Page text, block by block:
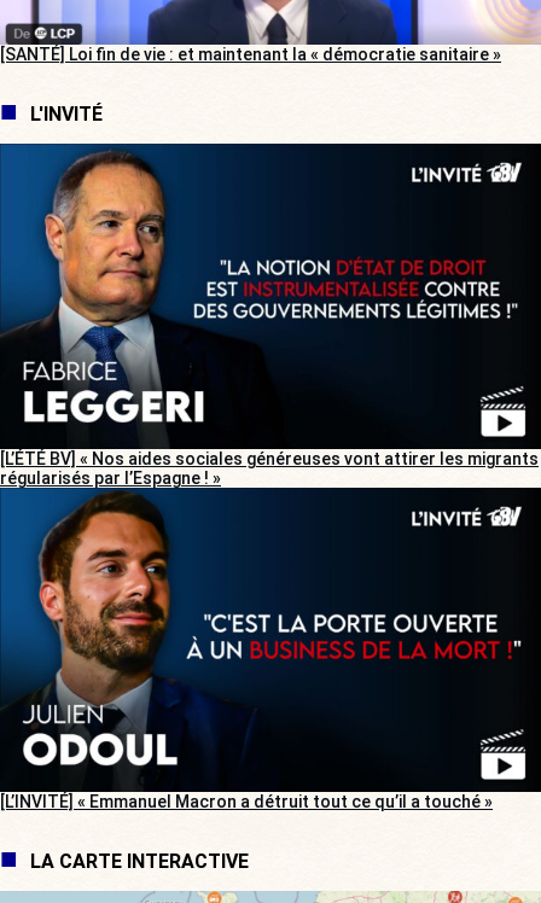
[SANTÉ] Loi fin de vie : et maintenant la « démocratie sanitaire »
L'INVITÉ
[L’ÉTÉ BV] « Nos aides sociales généreuses vont attirer les migrants
régularisés par l’Espagne ! »
[L’INVITÉ] « Emmanuel Macron a détruit tout ce qu’il a touché »
LA CARTE INTERACTIVE